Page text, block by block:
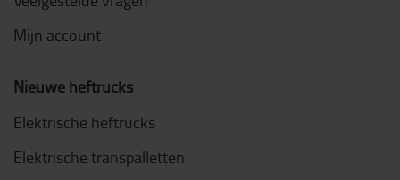
Mijn account
Nieuwe heftrucks
Elektrische heftrucks
Elektrische transpalletten